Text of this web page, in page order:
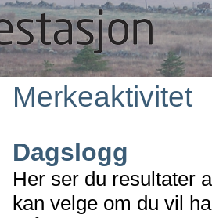
Merkeaktivitet
Dagslogg
Her ser du resultater
kan velge om du vil